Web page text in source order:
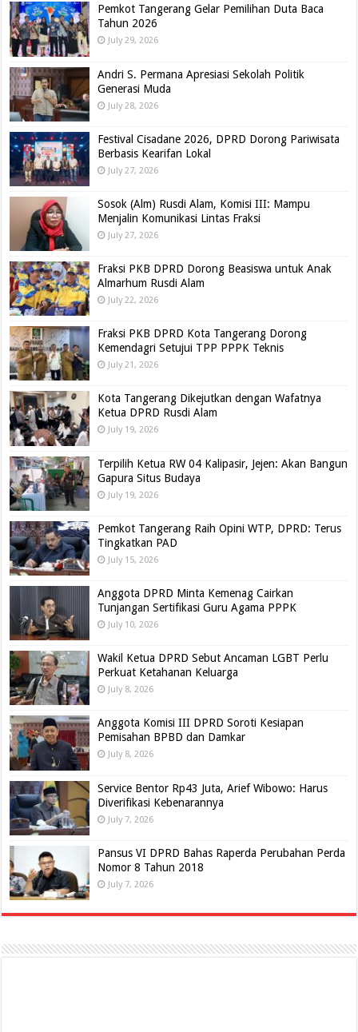
Pemkot Tangerang Gelar Pemilihan Duta Baca
Tahun 2026
July 29, 2026
Andri S. Permana Apresiasi Sekolah Politik
Generasi Muda
July 28, 2026
Festival Cisadane 2026, DPRD Dorong Pariwisata
Berbasis Kearifan Lokal
July 27, 2026
Sosok (Alm) Rusdi Alam, Komisi III: Mampu
Menjalin Komunikasi Lintas Fraksi
July 27, 2026
Fraksi PKB DPRD Dorong Beasiswa untuk Anak
Almarhum Rusdi Alam
July 22, 2026
Fraksi PKB DPRD Kota Tangerang Dorong
Kemendagri Setujui TPP PPPK Teknis
July 21, 2026
Kota Tangerang Dikejutkan dengan Wafatnya
Ketua DPRD Rusdi Alam
July 19, 2026
Terpilih Ketua RW 04 Kalipasir, Jejen: Akan Bangun
Gapura Situs Budaya
July 19, 2026
Pemkot Tangerang Raih Opini WTP, DPRD: Terus
Tingkatkan PAD
July 15, 2026
Anggota DPRD Minta Kemenag Cairkan
Tunjangan Sertifikasi Guru Agama PPPK
July 10, 2026
Wakil Ketua DPRD Sebut Ancaman LGBT Perlu
Perkuat Ketahanan Keluarga
July 8, 2026
Anggota Komisi III DPRD Soroti Kesiapan
Pemisahan BPBD dan Damkar
July 8, 2026
Service Bentor Rp43 Juta, Arief Wibowo: Harus
Diverifikasi Kebenarannya
July 7, 2026
Pansus VI DPRD Bahas Raperda Perubahan Perda
Nomor 8 Tahun 2018
July 7, 2026